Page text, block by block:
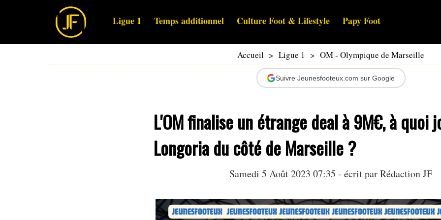
Ligue 1 Temps additionnel Culture Foot & Lifestyle Papy Foot
Accueil > Ligue 1 > OM - Olympique de Marseille
Suivre Jeunesfooteux.com sur Google
L'OM finalise un étrange deal à 9M€, à quoi
Longoria du côté de Marseille ?
Samedi 5 Août 2023 07:35 - écrit par Rédaction JF